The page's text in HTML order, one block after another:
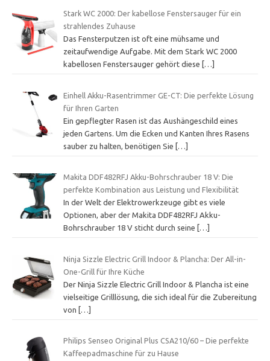
Stark WC 2000: Der kabellose Fenstersauger für ein
strahlendes Zuhause
Das Fensterputzen ist oft eine mühsame und
zeitaufwendige Aufgabe. Mit dem Stark WC 2000
kabellosen Fenstersauger gehört diese
[…]
Einhell Akku-Rasentrimmer GE-CT: Die perfekte Lösung
für Ihren Garten
Ein gepflegter Rasen ist das Aushängeschild eines
jeden Gartens. Um die Ecken und Kanten Ihres Rasens
sauber zu halten, benötigen Sie
[…]
Makita DDF482RFJ Akku-Bohrschrauber 18 V: Die
perfekte Kombination aus Leistung und Flexibilität
In der Welt der Elektrowerkzeuge gibt es viele
Optionen, aber der Makita DDF482RFJ Akku-
Bohrschrauber 18 V sticht durch seine
[…]
Ninja Sizzle Electric Grill Indoor & Plancha: Der All-in-
One-Grill für Ihre Küche
Der Ninja Sizzle Electric Grill Indoor & Plancha ist eine
vielseitige Grilllösung, die sich ideal für die Zubereitung
von
[…]
Philips Senseo Original Plus CSA210/60 – Die perfekte
Kaffeepadmaschine für zu Hause